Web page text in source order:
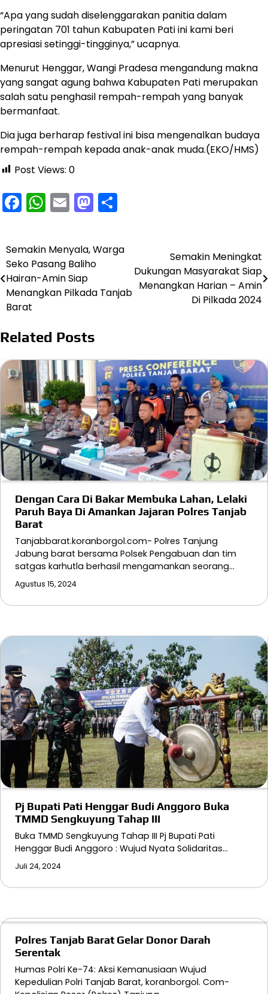
“Apa yang sudah diselenggarakan panitia dalam
peringatan 701 tahun Kabupaten Pati ini kami beri
apresiasi setinggi-tingginya,” ucapnya.
Menurut Henggar, Wangi Pradesa mengandung makna
yang sangat agung bahwa Kabupaten Pati merupakan
salah satu penghasil rempah-rempah yang banyak
bermanfaat.
Dia juga berharap festival ini bisa mengenalkan budaya
rempah-rempah kepada anak-anak muda.(EKO/HMS)
Post Views: 0
Facebook
WhatsApp
EmailMastodon
Navigasi
pos
Semakin Menyala, Warga
Seko Pasang Baliho
Hairan-Amin Siap
Menangkan Pilkada Tanjab
Barat
Semakin Meningkat
Dukungan Masyarakat Siap
Menangkan Harian – Amin
Di Pilkada 2024
Related Posts
Dengan Cara Di Bakar Membuka Lahan, Lelaki
Paruh Baya Di Amankan Jajaran Polres Tanjab
Barat
Tanjabbarat.koranborgol.com- Polres Tanjung
Jabung barat bersama Polsek Pengabuan dan tim
satgas karhutla berhasil mengamankan seorang…
Agustus 15, 2024
Pj Bupati Pati Henggar Budi Anggoro Buka
TMMD Sengkuyung Tahap III
Buka TMMD Sengkuyung Tahap III Pj Bupati Pati
Henggar Budi Anggoro : Wujud Nyata Solidaritas…
Juli 24, 2024
Polres Tanjab Barat Gelar Donor Darah
Serentak
Humas Polri Ke-74: Aksi Kemanusiaan Wujud
Kepedulian Polri Tanjab Barat, koranborgol. Com-